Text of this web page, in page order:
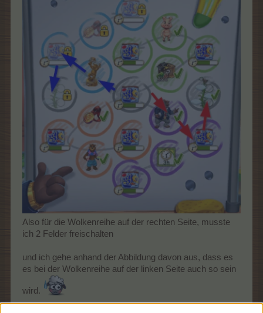
Also für die Wolkenreihe auf der rechten Seite, musste
ich 2 Felder freischalten
und ich gehe anhand der Abbildung davon aus, dass es
es bei der Wolkenreihe auf der linken Seite auch so sein
wird.